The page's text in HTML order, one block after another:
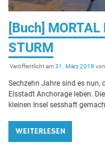
[Buch] MORTAL
STURM
Veröffentlicht am31. März 2019
Sechzehn Jahre sind es nun,
Eisstadt Anchorage leben.
kleinen Insel sesshaft
WEITERLESEN